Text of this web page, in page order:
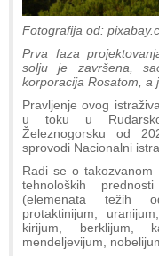
Fotografija od:
Prva faza
solju je završena,
korporacija Rosatom, a
Pravljenje ovog
u toku u
Železnogorsku od
sprovodi Nacionalni
Radi se o
tehnoloških
(elemenata težih
protaktinijum,
kirijum, berklijum,
mendeljevijum,